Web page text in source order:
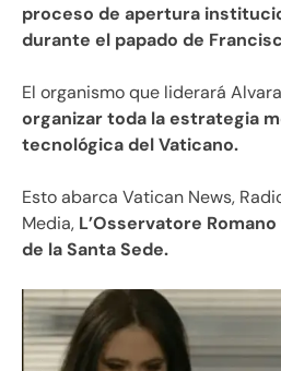
proceso de apertura
durante el papado de
El organismo que liderará
organizar toda la estrategia
tecnológica del Vaticano.
Esto abarca Vatican News,
Media, L’Osservatore
de la Santa Sede.